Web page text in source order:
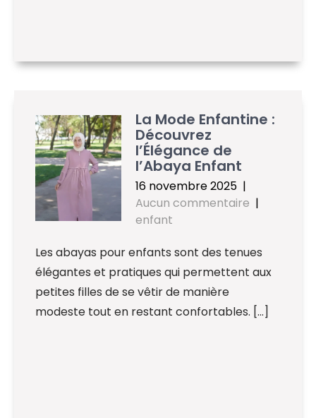
La Mode Enfantine :
Découvrez
l’Élégance de
l’Abaya Enfant
16 novembre 2025 |
Aucun commentaire |
enfant
Les abayas pour enfants sont des tenues
élégantes et pratiques qui permettent aux
petites filles de se vêtir de manière
modeste tout en restant confortables. […]